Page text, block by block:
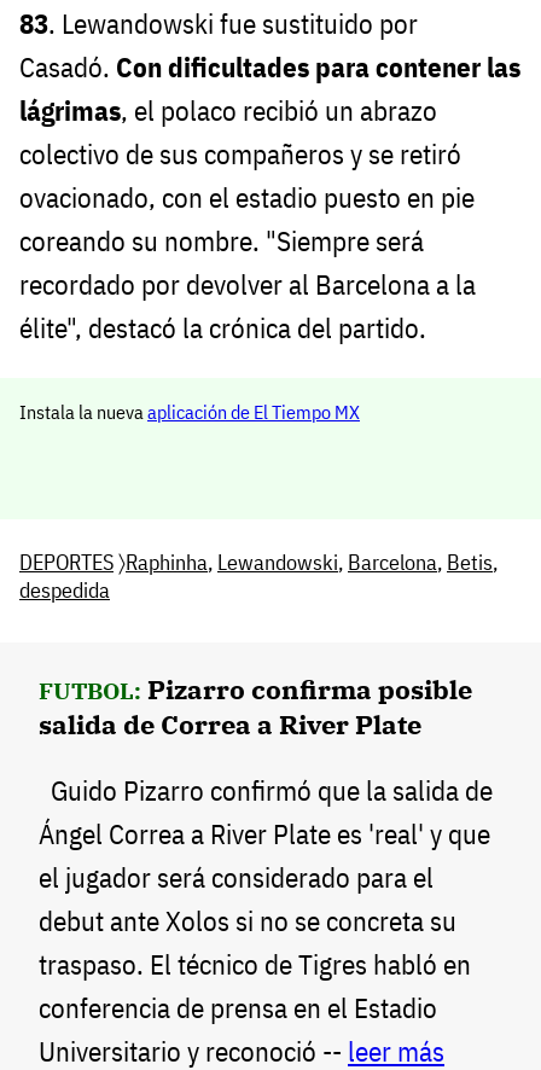
83. Lewandowski fue sustituido por
Casadó. Con dificultades para contener las
lágrimas, el polaco recibió un abrazo
colectivo de sus compañeros y se retiró
ovacionado, con el estadio puesto en pie
coreando su nombre. "Siempre será
recordado por devolver al Barcelona a la
élite", destacó la crónica del partido.
Instala la nuevaaplicación de El Tiempo MX
DEPORTES〉Raphinha, Lewandowski, Barcelona, Betis,
despedida
FUTBOL: Pizarro confirma posible
salida de Correa a River Plate
Guido Pizarro confirmó que la salida de
Ángel Correa a River Plate es 'real' y que
el jugador será considerado para el
debut ante Xolos si no se concreta su
traspaso. El técnico de Tigres habló en
conferencia de prensa en el Estadio
Universitario y reconoció -- leer más